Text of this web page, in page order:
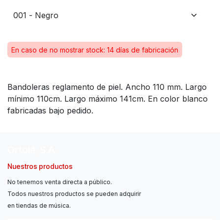
En caso de no mostrar stock: 14 días de fabricación
Bandoleras reglamento de piel. Ancho 110 mm. Largo
mínimo 110cm. Largo máximo 141cm. En color blanco
fabricadas bajo pedido.
Nuestros productos
No tenemos venta directa a público.
Todos nuestros productos se pueden adquirir
en tiendas de música.